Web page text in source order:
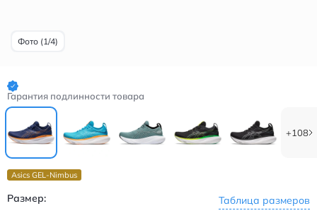
Фото (1/4)
Гарантия подлинности товара
+108
Asics GEL-Nimbus
Размер: Таблица размеров